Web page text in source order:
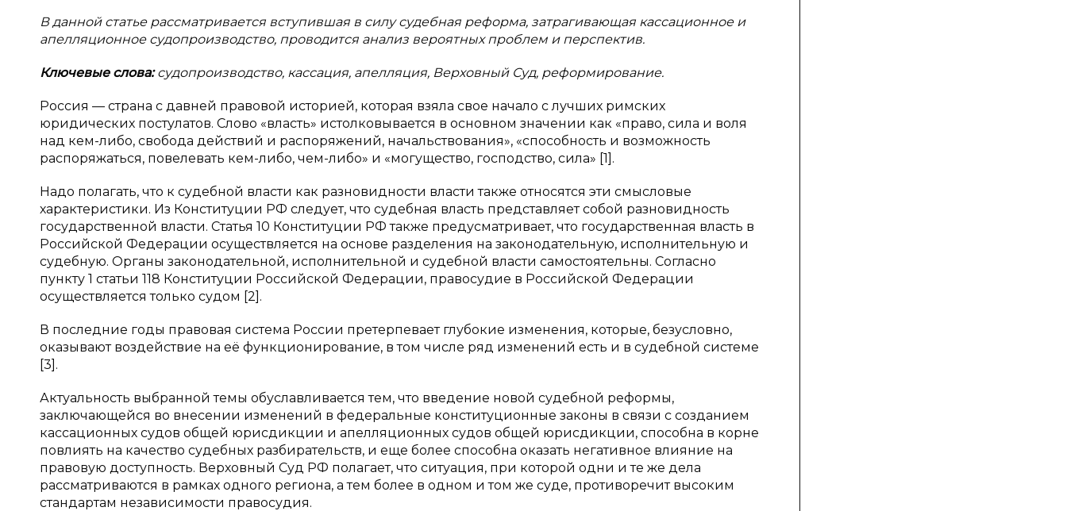
В данной статье рассматривается вступившая в силу судебная реформа, затрагивающая кассационное и
апелляционное судопроизводство, проводится анализ вероятных проблем и перспектив.
Ключевые слова:судопроизводство, кассация, апелляция, Верховный Суд, реформирование.
Россия — страна с давней правовой историей, которая взяла свое начало с лучших римских
юридических постулатов. Слово «власть» истолковывается в основном значении как «право, сила и воля
над кем-либо, свобода действий и распоряжений, начальствования», «способность и возможность
распоряжаться, повелевать кем-либо, чем-либо» и «могущество, господство, сила» [1].
Надо полагать, что к судебной власти как разновидности власти также относятся эти смысловые
характеристики. Из Конституции РФ следует, что судебная власть представляет собой разновидность
государственной власти. Статья 10 Конституции РФ также предусматривает, что государственная власть в
Российской Федерации осуществляется на основе разделения на законодательную, исполнительную и
судебную. Органы законодательной, исполнительной и судебной власти самостоятельны. Согласно
пункту 1 статьи 118 Конституции Российской Федерации, правосудие в Российской Федерации
осуществляется только судом [2].
В последние годы правовая система России претерпевает глубокие изменения, которые, безусловно,
оказывают воздействие на её функционирование, в том числе ряд изменений есть и в судебной системе
[3].
Актуальность выбранной темы обуславливается тем, что введение новой судебной реформы,
заключающейся во внесении изменений в федеральные конституционные законы в связи с созданием
кассационных судов общей юрисдикции и апелляционных судов общей юрисдикции, способна в корне
повлиять на качество судебных разбирательств, и еще более способна оказать негативное влияние на
правовую доступность. Верховный Суд РФ полагает, что ситуация, при которой одни и те же дела
рассматриваются в рамках одного региона, а тем более в одном и том же суде, противоречит высоким
стандартам независимости правосудия.